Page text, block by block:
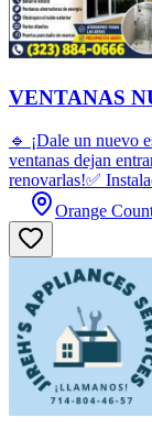
VENTANAS
🔹 ¡Dale un nuevo
ventanas dejan
renovarlas!✅
Orange